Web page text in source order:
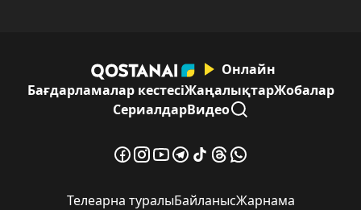
Онлайн
Бағдарламалар кестесіЖаңалықтарЖобалар
СериалдарВидео
Телеарна туралыБайланысЖарнама